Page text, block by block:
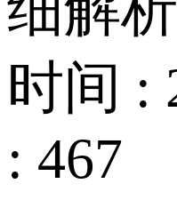
时间 :
: 467